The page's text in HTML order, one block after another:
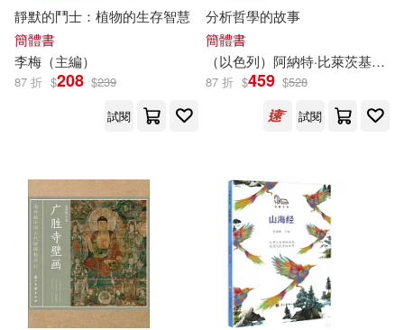
安妮．法蘭克(13) 張中行(13)
張偉（主編）(13) 張大可(13)
張思萊(13)
張春風（主編）(13) 張磊(13)
張翔(13) 賈德江 主編(13)
鄭崇選（主編）(13) 金庸(13)
江西美術出版社(88) 幼福(86)
河南美術出版社(86)
中國書店(83)
復旦大學出版社(82)
上海社會科學院出版社(81)
靜默的鬥士：植物的生存智慧
簡體書
李梅（主編）
87 折 $208 $239
試閱
分析哲學的故事
簡體書
（以色列）阿納特·比萊茨基，阿納特·馬塔爾（
87 折 $459 $528
試閱